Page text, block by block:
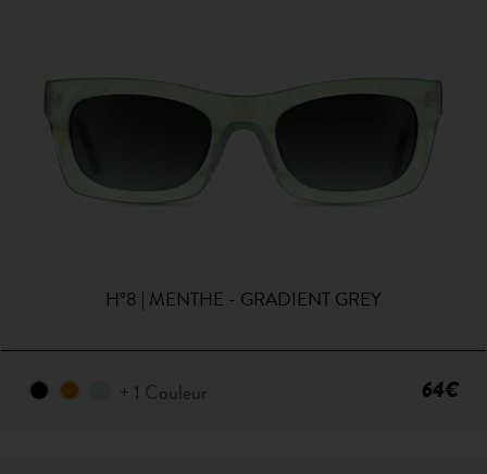
H°8 | MENTHE - GRADIENT GREY
+ 1 Couleur 64€